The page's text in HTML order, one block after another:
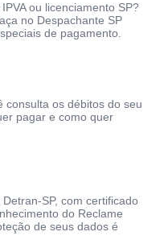
ou licenciamento SP?
no Despachante SP
de pagamento.
consulta os débitos do seu
pagar e como quer
SP, com certificado
do Reclame
de seus dados é